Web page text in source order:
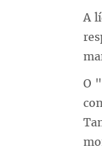
A
O